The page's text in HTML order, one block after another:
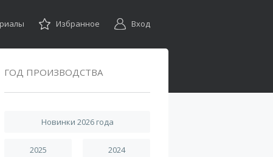
Избранное Вход
ГОД ПРОИЗВОДСТВА
Новинки 2026 года
2025 2024